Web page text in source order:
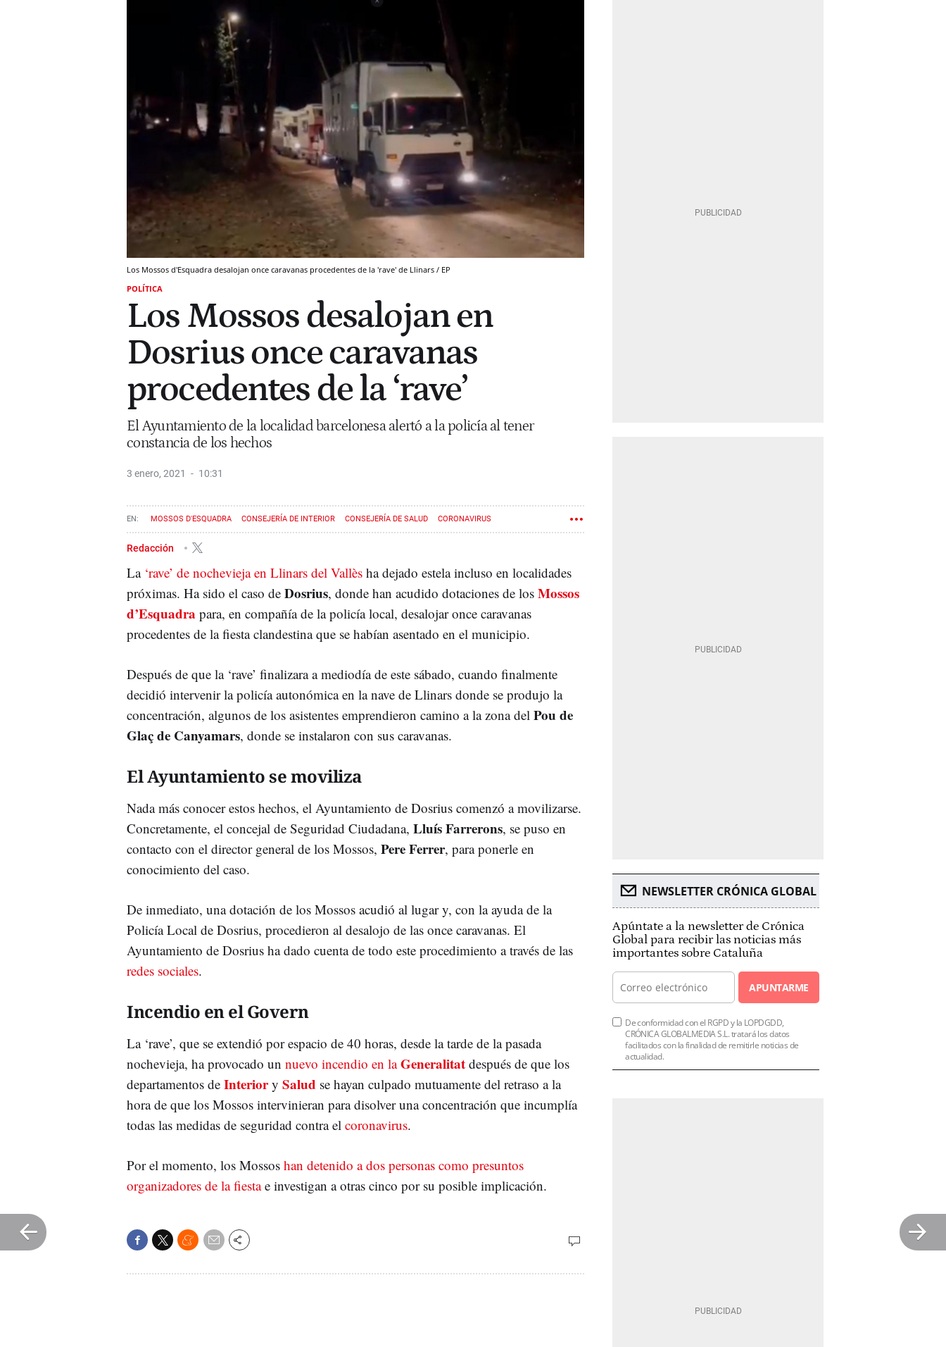
Los Mossos d'Esquadra desalojan once caravanas procedentes de la 'rave' de Llinars / EP
POLÍTICA
Los Mossos desalojan en
Dosrius once caravanas
procedentes de la ‘rave’
El Ayuntamiento de la localidad barcelonesa alertó a la policía al tener
constancia de los hechos
3 enero, 2021 10:31
MOSSOS D'ESQUADRA CONSEJERÍA DE INTERIOR CONSEJERÍA DE SALUD CORONAVIRUS
Redacción
La ‘rave’ de nochevieja en Llinars del Vallès ha dejado estela incluso en localidades
próximas. Ha sido el caso de Dosrius, donde han acudido dotaciones de los Mossos
d’Esquadra para, en compañía de la policía local, desalojar once caravanas
procedentes de la fiesta clandestina que se habían asentado en el municipio.
Después de que la ‘rave’ finalizara a mediodía de este sábado, cuando finalmente
decidió intervenir la policía autonómica en la nave de Llinars donde se produjo la
concentración, algunos de los asistentes emprendieron camino a la zona del Pou de
Glaç de Canyamars, donde se instalaron con sus caravanas.
El Ayuntamiento se moviliza
Nada más conocer estos hechos, el Ayuntamiento de Dosrius comenzó a movilizarse.
Concretamente, el concejal de Seguridad Ciudadana, Lluís Farrerons, se puso en
contacto con el director general de los Mossos, Pere Ferrer, para ponerle en
conocimiento del caso.
De inmediato, una dotación de los Mossos acudió al lugar y, con la ayuda de la
Policía Local de Dosrius, procedieron al desalojo de las once caravanas. El
Ayuntamiento de Dosrius ha dado cuenta de todo este procedimiento a través de las
redes sociales.
Incendio en el Govern
La ‘rave’, que se extendió por espacio de 40 horas, desde la tarde de la pasada
nochevieja, ha provocado un nuevo incendio en laGeneralitat después de que los
departamentos de Interiory Salud se hayan culpado mutuamente del retraso a la
hora de que los Mossos intervinieran para disolver una concentración que incumplía
todas las medidas de seguridad contra el coronavirus.
Por el momento, los Mossos han detenido a dos personas como presuntos
organizadores de la fiestae investigan a otras cinco por su posible implicación.
NEWSLETTER CRÓNICA GLOBAL
Apúntate a la newsletter de Crónica
Global para recibir las noticias más
importantes sobre Cataluña
APUNTARME
De conformidad con el RGPD y la LOPDGDD,
CRÓNICA GLOBALMEDIA S.L. tratará los datos
facilitados con la finalidad de remitirle noticias de
actualidad.